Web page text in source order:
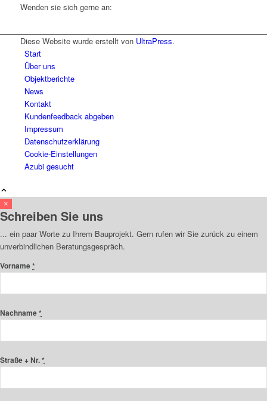
Wenden sie sich gerne an:
Diese Website wurde erstellt von UltraPress.
Start
Über uns
Objektberichte
News
Kontakt
Kundenfeedback abgeben
Impressum
Datenschutzerklärung
Cookie-Einstellungen
Azubi gesucht
×
Schreiben Sie uns
... ein paar Worte zu Ihrem Bauprojekt. Gern rufen wir Sie zurück zu einem
unverbindlichen Beratungsgespräch.
Vorname*
Nachname*
Straße + Nr.*